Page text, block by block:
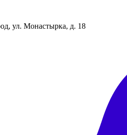
ул. Монастырка, д. 18